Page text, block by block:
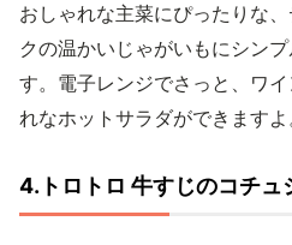
おしゃれな主菜にぴったりな
クの温かいじゃがいもにシン
す。電子レンジでさっと、ワ
れなホットサラダができますよ
4.トロトロ 牛すじのコチュ